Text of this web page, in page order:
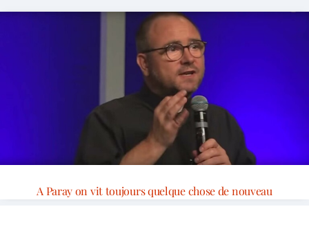
A Paray on vit toujours quelque chose de nouveau